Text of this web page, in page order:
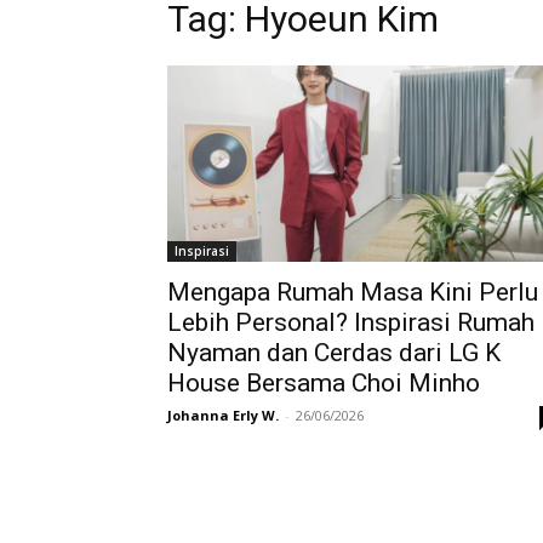
Tag: Hyoeun Kim
Inspirasi
Mengapa Rumah Masa Kini Perlu
Lebih Personal? Inspirasi Rumah
Nyaman dan Cerdas dari LG K
House Bersama Choi Minho
Johanna Erly W. - 26/06/2026